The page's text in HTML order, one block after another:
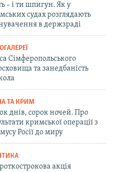
– і ти шпигун. Як у
судах розглядають
в держзраді
Сімферопольського
та занедбаність
ТА КРИМ
днів, сорок ночей. Про
кримської операції з
Росії до миру
акція